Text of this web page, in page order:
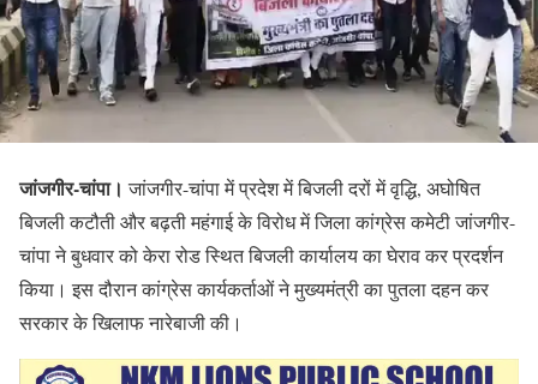
जांजगीर-चांपा। जांजगीर-चांपा में प्रदेश में बिजली दरों में वृद्धि, अघोषित
बिजली कटौती और बढ़ती महंगाई के विरोध में जिला कांग्रेस कमेटी जांजगीर-
चांपा ने बुधवार को केरा रोड स्थित बिजली कार्यालय का घेराव कर प्रदर्शन
किया। इस दौरान कांग्रेस कार्यकर्ताओं ने मुख्यमंत्री का पुतला दहन कर
सरकार के खिलाफ नारेबाजी की।